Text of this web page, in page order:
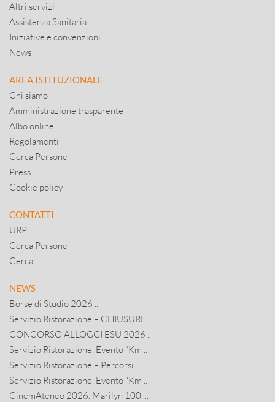
Altri servizi
Assistenza Sanitaria
Iniziative e convenzioni
News
AREA ISTITUZIONALE
Chi siamo
Amministrazione trasparente
Albo online
Regolamenti
Cerca Persone
Press
Cookie policy
CONTATTI
URP
Cerca Persone
Cerca
NEWS
Borse di Studio 2026 ..
Servizio Ristorazione – CHIUSURE ..
CONCORSO ALLOGGI ESU 2026 ..
Servizio Ristorazione, Evento “Km ..
Servizio Ristorazione – Percorsi ..
Servizio Ristorazione, Evento “Km ..
CinemAteneo 2026. Marilyn 100. ..